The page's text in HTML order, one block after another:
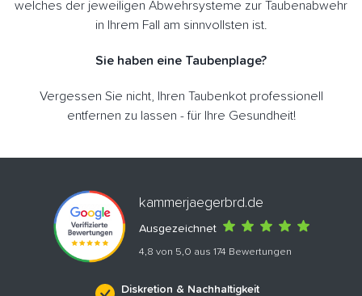
welches der jeweiligen Abwehrsysteme zur Taubenabwehr
in Ihrem Fall am sinnvollsten ist.
Sie haben eine Taubenplage?
Vergessen Sie nicht, Ihren Taubenkot professionell
entfernen zu lassen - für Ihre Gesundheit!
kammerjaegerbrd.de
Ausgezeichnet
4,8 von 5,0 aus 174 Bewertungen
Diskretion & Nachhaltigkeit